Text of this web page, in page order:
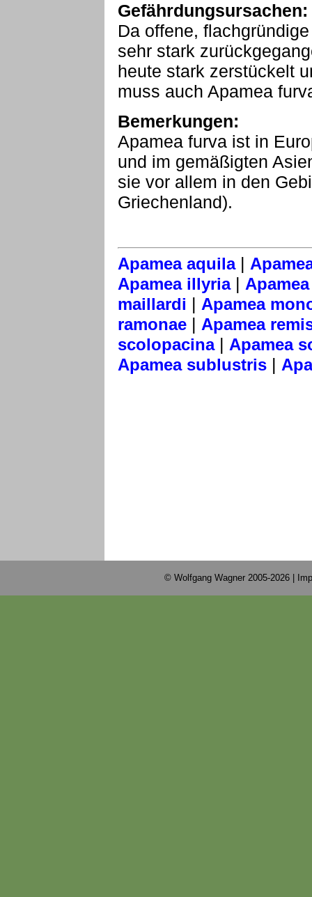
Gefährdungsursachen:
Da offene,
sehr stark
heute stark zerstückelt
muss auch Apamea
Bemerkungen:
Apamea furva ist in
und im gemäßigten
sie vor allem in den
Griechenland).
Apamea aquila|
Apamea illyria|
maillardi | Apamea
ramonae | Apamea
scolopacina| Apamea
Apamea sublustris |
© Wolfgang Wagner 2005-2026 |